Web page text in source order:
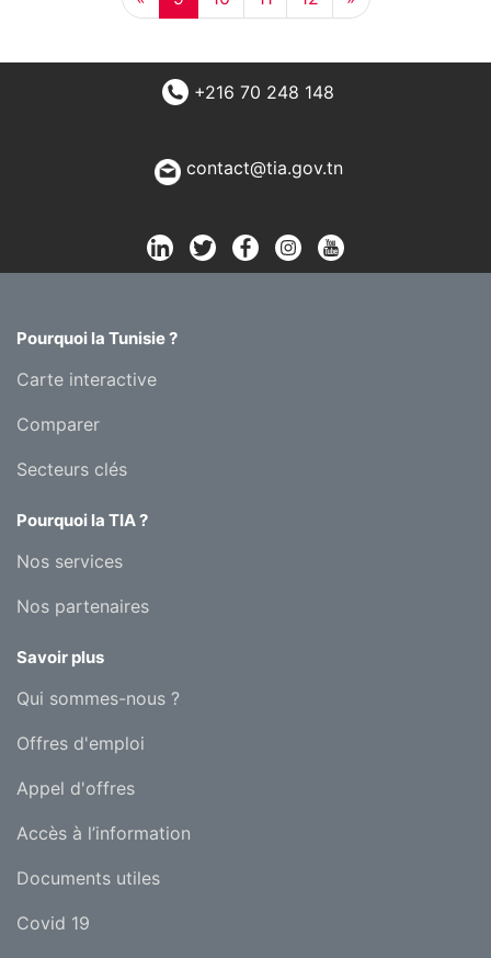
+216 70 248 148
contact@tia.gov.tn
Pourquoi la Tunisie ?
Carte interactive
Comparer
Secteurs clés
Pourquoi la TIA ?
Nos services
Nos partenaires
Savoir plus
Qui sommes-nous ?
Offres d'emploi
Appel d'offres
Accès à l’information
Documents utiles
Covid 19